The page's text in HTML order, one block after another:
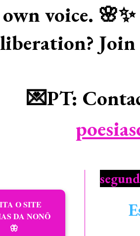
voice.
Join
💌PT:
O SITE
DA NONÔ
🦋